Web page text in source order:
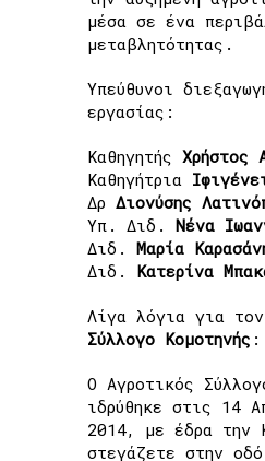
μέσα σε ένα
μεταβλητότητας.
Υπεύθυνοι
εργασίας:
Καθηγητής Χρήστος
Καθηγήτρια
Δρ Διονύσης
Υπ. Διδ. Νένα
Διδ. Μαρία
Διδ. Κατερίνα
Λίγα λόγια για τον
Σύλλογο Κομοτηνής :
Ο Αγροτικός
ιδρύθηκε στις 14
2014, με έδρα την
στεγάζετε στην